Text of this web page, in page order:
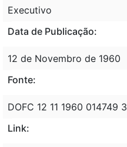
Executivo
Data de Publicação:
12 de Novembro de 1960
Fonte:
DOFC 12 11 1960 014749 3
Link: